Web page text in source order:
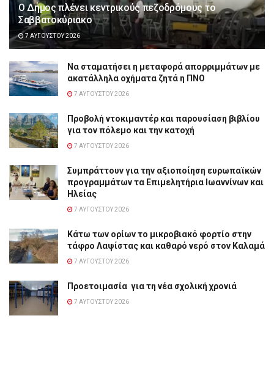
Ο Δήμος πλένει κεντρικούς πεζοδρόμους το
Σαββατοκύριακο
7 ΑΥΓΟΎΣΤΟΥ 2026
Να σταματήσει η μεταφορά απορριμμάτων με
ακατάλληλα οχήματα ζητά η ΠΝΟ
7 ΑΥΓΟΎΣΤΟΥ 2026
Προβολή ντοκιμαντέρ και παρουσίαση βιβλίου
για τον πόλεμο και την κατοχή
7 ΑΥΓΟΎΣΤΟΥ 2026
Συμπράττουν για την αξιοποίηση ευρωπαϊκών
προγραμμάτων τα Επιμελητήρια Ιωαννίνων και
Ηλείας
7 ΑΥΓΟΎΣΤΟΥ 2026
Κάτω των ορίων το μικροβιακό φορτίο στην
τάφρο Λαψίστας και καθαρό νερό στον Καλαμά
7 ΑΥΓΟΎΣΤΟΥ 2026
Προετοιμασία για τη νέα σχολική χρονιά
7 ΑΥΓΟΎΣΤΟΥ 2026